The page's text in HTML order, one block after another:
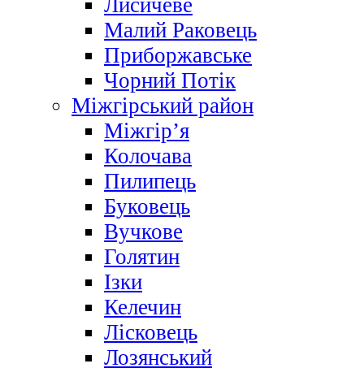
Лисичеве
Малий Раковець
Приборжавське
Чорний Потік
Міжгірський район
Міжгір’я
Колочава
Пилипець
Буковець
Вучкове
Голятин
Ізки
Келечин
Лісковець
Лозянський